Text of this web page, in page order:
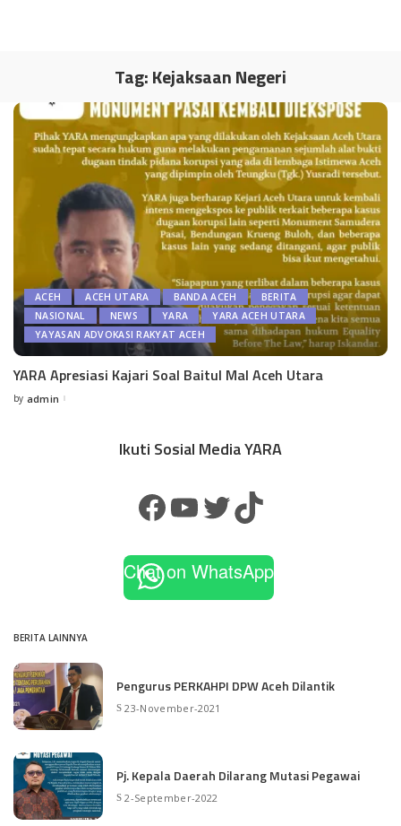
Tag:Kejaksaan Negeri
ACEH ACEH UTARA BANDA ACEH
BERITA
NASIONAL
NEWS YARA
YARA ACEH UTARA
YAYASAN ADVOKASI RAKYAT ACEH
YARA Apresiasi Kajari Soal Baitul Mal Aceh Utara
by admin
Ikuti Sosial Media YARA
Chat on WhatsApp
BERITA LAINNYA
Pengurus PERKAHPI DPW Aceh Dilantik
23-November-2021
Pj. Kepala Daerah Dilarang Mutasi Pegawai
2-September-2022